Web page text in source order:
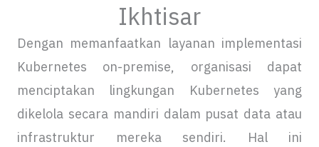
Ikhtisar
Dengan memanfaatkan layanan implementasi
Kubernetes on-premise, organisasi dapat
menciptakan lingkungan Kubernetes yang
dikelola secara mandiri dalam pusat data atau
infrastruktur mereka sendiri. Hal ini